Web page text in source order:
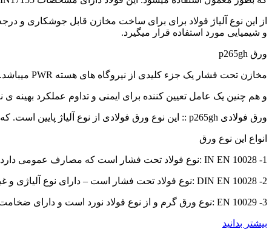
از این نوع آلیاژ فولاد برای برای ساخت مخازن قابل جوشکاری و
و شیمیایی مورد استفاده قرار میگیرد.
ورق p265gh
مخازن تحت فشار یک جزء کلیدی از نیروگاه های هسته PWR میباشد.
و هم چنین یک عامل تعیین کننده برای ایمنی و تداوم عملکرد بهینه
ورق فولادی p265gh :: این نوع ورق فولادی از نوع آلیاژ پایین است. که در مخزن هسته ای استفاده میشود. اندازه گیری C 20 مورد نیاز عملکرد عرضی و ضخامت آن است.
انواع این نوع ورق
1- IN EN 10028 :نوع فولاد تحت فشار است که مصارف عمومی دارد.
2- DIN EN 10028 :نوع فولاد تحت فشار است – دارای نوع آلیاژی و غیر آلیاژی دارای تحمل حرارت بالا است.
3- EN 10029 :نوع ورق گرم و از نوع فولاد نورد است و دارای ضخامت از سه میلیمتر با بالاست. این نوع فولاد قدرت تحمل و قابلیت شکل پذیری مناسبی دارد.
بیشتر بدانید